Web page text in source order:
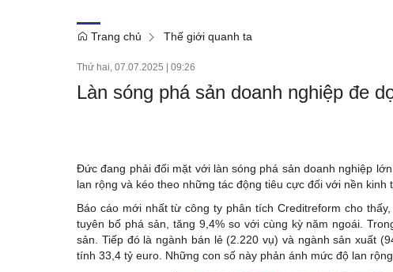
OCOP
Bất động sản
Doanh nghiệp
Dự báo
Trang chủ Thế giới quanh ta
Thứ hai, 07.07.2025 | 09:26
Làn sóng phá sản doanh nghiệp đe
Đức đang phải đối mặt với làn sóng phá sản doanh nghiệp
lan rộng và kéo theo những tác động tiêu cực đối với nền kinh
Báo cáo mới nhất từ công ty phân tích Creditreform cho
tuyên bố phá sản, tăng 9,4% so với cùng kỳ năm ngoái.
sản. Tiếp đó là ngành bán lẻ (2.220 vụ) và ngành sản xuất
tính 33,4 tỷ euro. Những con số này phản ánh mức độ lan